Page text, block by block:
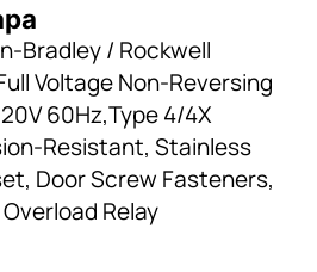
Bradley / Rockwell
Voltage Non-Reversing
60Hz,Type 4/4X
Resistant, Stainless
Door Screw Fasteners,
Relay